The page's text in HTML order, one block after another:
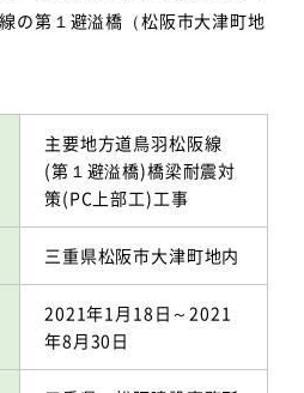
の第１避溢橋（松阪市大津町地
主要地方道鳥羽松阪線
(第１避溢橋)橋梁耐震対
策(PC上部工)工事
三重県松阪市大津町地内
2021年1月18日～2021
年8月30日